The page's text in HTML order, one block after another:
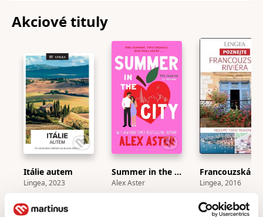
Akciovétituly
Itálie autem
Lingea, 2023
Summer in the City
Alex Aster Lingea, 2016
-16 % 11,90 €